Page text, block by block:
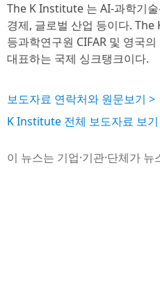
The K Institute 는 AI-과학기
경제, 글로벌 산업 등이다.
등과학연구원 CIFAR 및 영국
대표하는 국제 싱크탱크이다.
보도자료 연락처와 원문보기 >
K Institute 전체 보도자료 보
이 뉴스는 기업·기관·단체가